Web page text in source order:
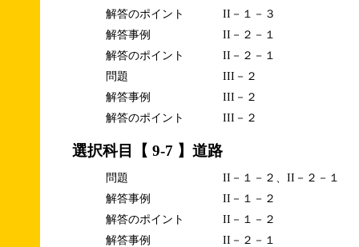
解答のポイント
II－１－３
解答事例
II－２－１
解答のポイント
II－２－１
問題
III－２
解答事例
III－２
解答のポイント
III－２
選択科目【 9-7 】道路
問題
II－１－２、II－２－１
解答事例
II－１－２
解答のポイント
II－１－２
解答事例
II－２－１